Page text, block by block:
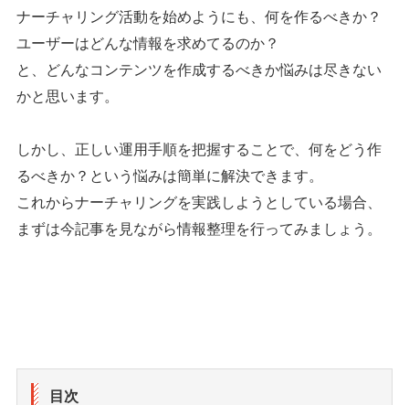
ナーチャリング活動を始めようにも、何を作るべきか？
ユーザーはどんな情報を求めてるのか？
と、どんなコンテンツを作成するべきか悩みは尽きない
かと思います。
しかし、正しい運用手順を把握することで、何をどう作
るべきか？という悩みは簡単に解決できます。
これからナーチャリングを実践しようとしている場合、
まずは今記事を見ながら情報整理を行ってみましょう。
目次